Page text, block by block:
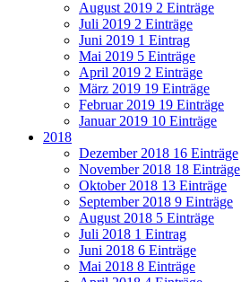
August 2019 2 Einträge
Juli 2019 2 Einträge
Juni 2019 1 Eintrag
Mai 2019 5 Einträge
April 2019 2 Einträge
März 2019 19 Einträge
Februar 2019 19 Einträge
Januar 2019 10 Einträge
2018
Dezember 2018 16 Einträge
November 2018 18 Einträge
Oktober 2018 13 Einträge
September 2018 9 Einträge
August 2018 5 Einträge
Juli 2018 1 Eintrag
Juni 2018 6 Einträge
Mai 2018 8 Einträge